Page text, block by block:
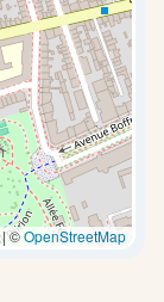
|©OpenStreetMap